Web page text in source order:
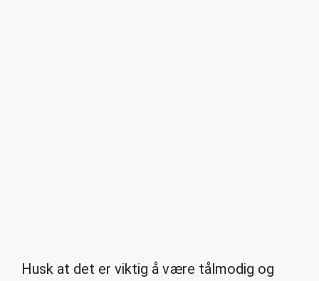
Husk at det er viktig å være tålmodig og